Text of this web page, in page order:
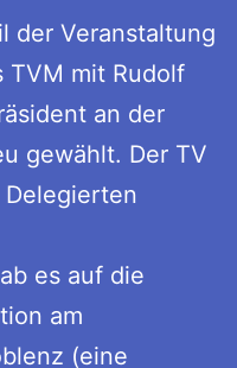
der Veranstaltung
TVM mit Rudolf
an der
gewählt. Der TV
es auf die
am
(eine